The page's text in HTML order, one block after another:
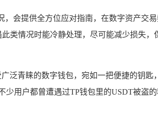
会提供全方位应对指南，在数字资产交
类情况时能冷静处理，尽可能减少损失，
泛青睐的数字钱包，宛如一把便捷的钥
用户都曾遭遇过TP钱包里的USDT被盗